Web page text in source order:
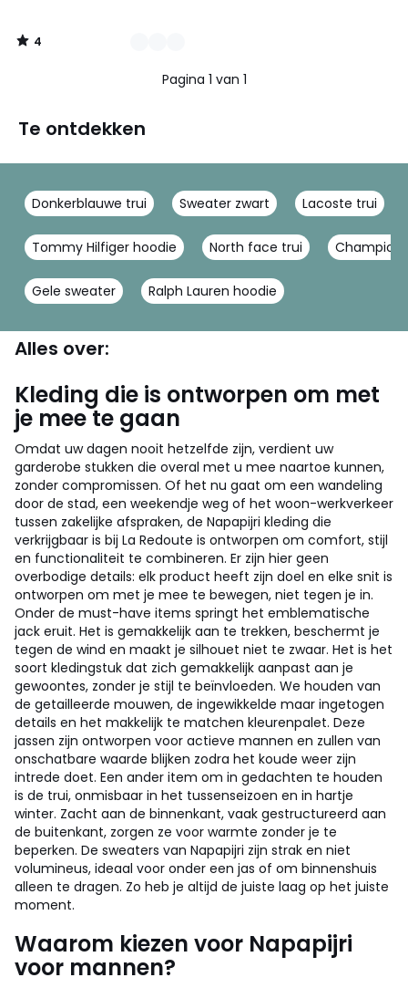
4
/
Pagina 1 van 1
Te ontdekken
Donkerblauwe trui Sweater zwart Lacoste trui
Tommy Hilfiger hoodie North face trui Champion
Gele sweater Ralph Lauren hoodie
Alles over:
Kleding die is ontworpen om met
je mee te gaan
Omdat uw dagen nooit hetzelfde zijn, verdient uw
garderobe stukken die overal met u mee naartoe kunnen,
zonder compromissen. Of het nu gaat om een wandeling
door de stad, een weekendje weg of het woon-werkverkeer
tussen zakelijke afspraken, de Napapijri kleding die
verkrijgbaar is bij La Redoute is ontworpen om comfort, stijl
en functionaliteit te combineren. Er zijn hier geen
overbodige details: elk product heeft zijn doel en elke snit is
ontworpen om met je mee te bewegen, niet tegen je in.
Onder de must-have items springt het emblematische
jack eruit. Het is gemakkelijk aan te trekken, beschermt je
tegen de wind en maakt je silhouet niet te zwaar. Het is het
soort kledingstuk dat zich gemakkelijk aanpast aan je
gewoontes, zonder je stijl te beïnvloeden. We houden van
de getailleerde mouwen, de ingewikkelde maar ingetogen
details en het makkelijk te matchen kleurenpalet. Deze
jassen zijn ontworpen voor actieve mannen en zullen van
onschatbare waarde blijken zodra het koude weer zijn
intrede doet. Een ander item om in gedachten te houden
is de trui, onmisbaar in het tussenseizoen en in hartje
winter. Zacht aan de binnenkant, vaak gestructureerd aan
de buitenkant, zorgen ze voor warmte zonder je te
beperken. De sweaters van Napapijri zijn strak en niet
volumineus, ideaal voor onder een jas of om binnenshuis
alleen te dragen. Zo heb je altijd de juiste laag op het juiste
moment.
Waarom kiezen voor Napapijri
voor mannen?